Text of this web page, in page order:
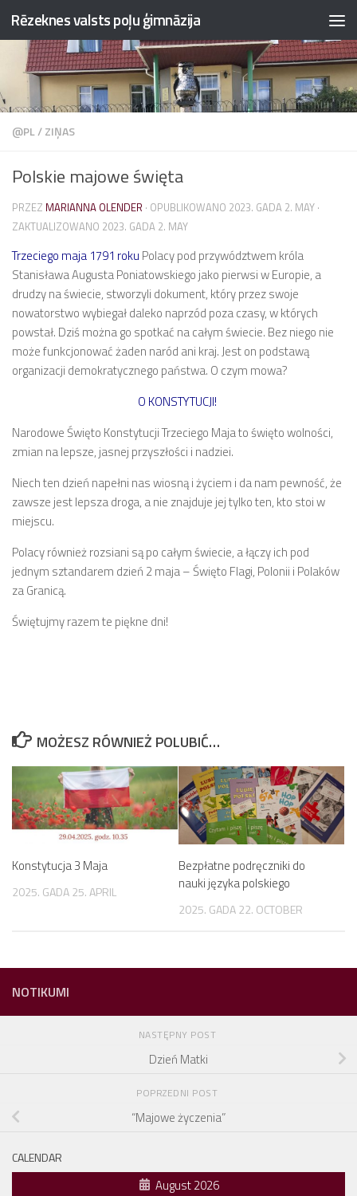
Przejdź do treści
Rēzeknes valsts poļu ģimnāzija
@PL/ZIŅAS
Polskie majowe święta
PRZEZ MARIANNA OLENDER · OPUBLIKOWANO 2023. GADA 2. MAY ·
ZAKTUALIZOWANO 2023. GADA 2. MAY
Trzeciego maja 1791 roku Polacy pod przywództwem króla
Stanisława Augusta Poniatowskiego jako pierwsi w Europie, a
drudzy na świecie, stworzyli dokument, który przez swoje
nowatorstwo wybiegał daleko naprzód poza czasy, w których
powstał. Dziś można go spotkać na całym świecie. Bez niego nie
może funkcjonować żaden naród ani kraj. Jest on podstawą
organizacji demokratycznego państwa. O czym mowa?
O KONSTYTUCJI!
Narodowe Święto Konstytucji Trzeciego Maja to święto wolności,
zmian na lepsze, jasnej przyszłości i nadziei.
Niech ten dzień napełni nas wiosną i życiem i da nam pewność, że
zawsze jest lepsza droga, a nie znajduje jej tylko ten, kto stoi w
miejscu.
Polacy również rozsiani są po całym świecie, a łączy ich pod
jednym sztandarem dzień 2 maja – Święto Flagi, Polonii i Polaków
za Granicą.
Świętujmy razem te piękne dni!
MOŻESZ RÓWNIEŻ POLUBIĆ…
Konstytucja 3 Maja
2025. GADA 25. APRIL
Bezpłatne podręczniki do
nauki języka polskiego
2025. GADA 22. OCTOBER
NOTIKUMI
NASTĘPNY POST
Dzień Matki
POPRZEDNI POST
“Majowe życzenia”
CALENDAR
August 2026